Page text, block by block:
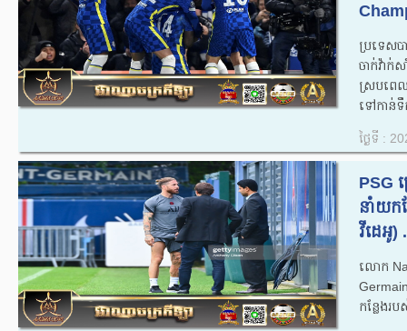
ប្រទេសប
ចាក់វ៉ា
ស្របពេ
ទៅកាន់ទឹ
ថ្ងៃទី :
PSG
នាំយក
វីដេអូ)
លោក
កន្លែងរ